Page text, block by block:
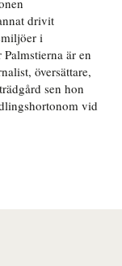
drivit
i
är en
översättare,
sen hon
vid